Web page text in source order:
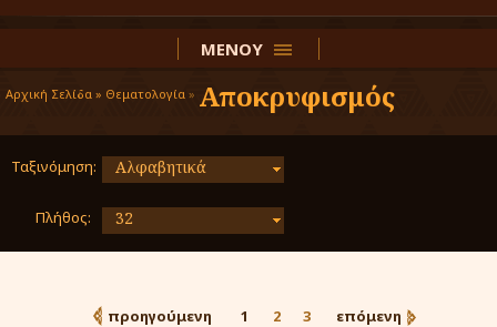
ΜΕΝΟΥ
Αρχική Σελίδα » Θεματολογία » Αποκρυφισμός
Ταξινόμηση: Αλφαβητικά
Πλήθος: 32
προηγούμενη 1 2 3 επόμενη